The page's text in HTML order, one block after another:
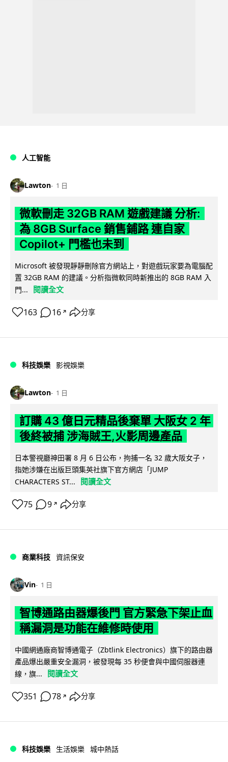
人工智能
Lawton 1 日
微軟刪走 32GB RAM 遊戲建議 分析:
為 8GB Surface 銷售鋪路 連自家
Copilot+ 門檻也未到
Microsoft 被發現靜靜刪除官方網站上，對遊戲玩家要為電腦配
置 32GB RAM 的建議。分析指微軟同時新推出的 8GB RAM 入
門...
閱讀全文
163 16 ↗ 分享
科技娛樂 影視娛樂
Lawton 1 日
訂購 43 億日元精品後棄單 大阪女 2 年
後終被捕 涉海賊王,火影周邊產品
日本警視廳神田署 8 月 6 日公布，拘捕一名 32 歲大阪女子，
指她涉嫌在出版巨頭集英社旗下官方網店「JUMP
CHARACTERS ST...
閱讀全文
75 9 ↗ 分享
商業科技 資訊保安
Vin 1 日
智博通路由器爆後門 官方緊急下架止血
稱漏洞是功能在維修時使用
中國網通廠商智博通電子（Zbtlink Electronics）旗下的路由器
產品爆出嚴重安全漏洞，被發現每 35 秒便會與中國伺服器連
線，旗...
閱讀全文
351 78 ↗ 分享
科技娛樂 生活娛樂 城中熱話